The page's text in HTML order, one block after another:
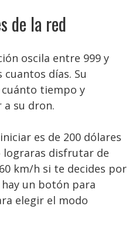
de la red
oscila entre 999 y
días. Su
cuánto tiempo y
a su dron.
es de 200 dólares
lograras disfrutar de
km/h si te decides por
un botón para
elegir el modo